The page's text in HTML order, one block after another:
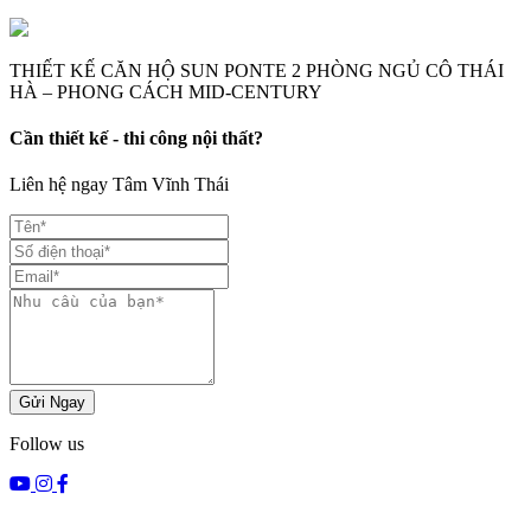
THIẾT KẾ CĂN HỘ SUN PONTE 2 PHÒNG NGỦ CÔ THÁI
HÀ – PHONG CÁCH MID-CENTURY
Cần thiết kế - thi công nội thất?
Liên hệ ngay Tâm Vĩnh Thái
Gửi Ngay
Follow us